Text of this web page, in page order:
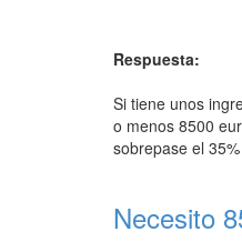
Respuesta:
Si tiene unos
o menos 8500
sobrepase el
Necesito